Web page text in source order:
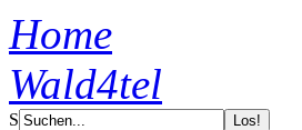
Home
Wald4tel
S